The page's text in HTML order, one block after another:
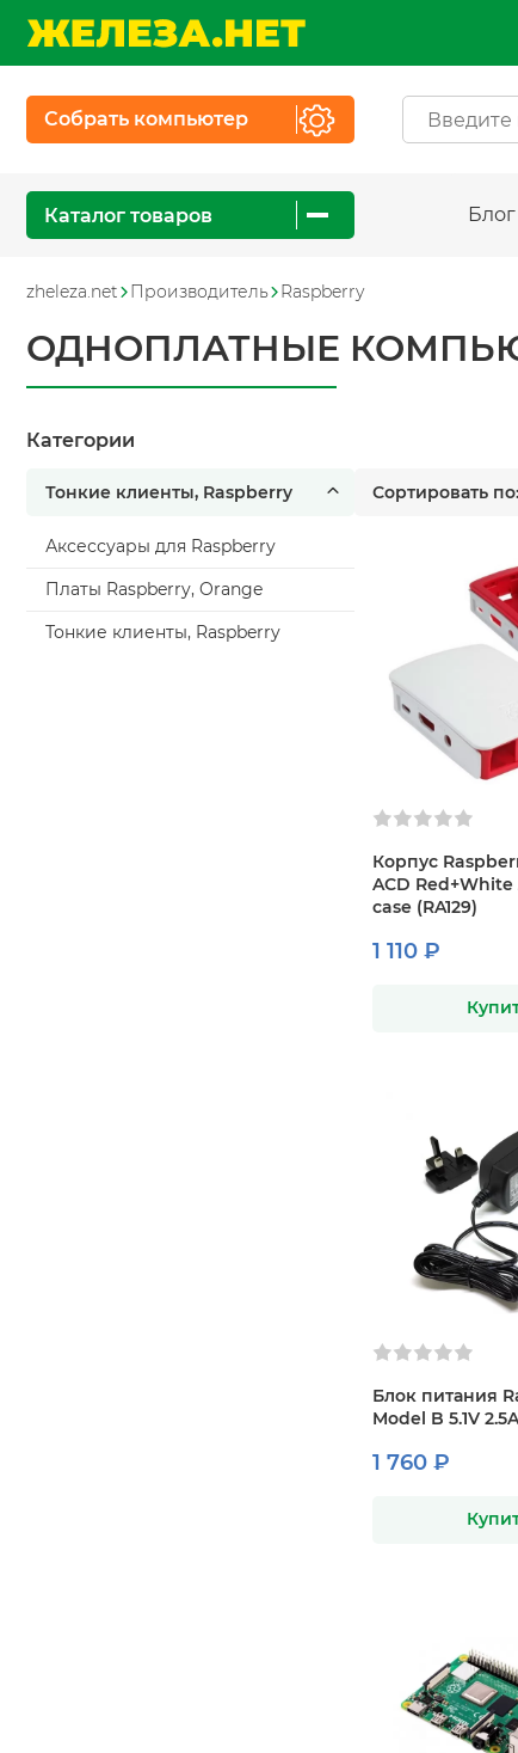
Собрать компьютер
Каталог товаров Блог
zheleza.net Производитель Raspberry
ОДНОПЛАТНЫЕ
Категории
Тонкие клиенты, Raspberry
Аксессуары для Raspberry
Платы Raspberry, Orange
Тонкие клиенты, Raspberry
Сортировать по:
Корпус
ACD Red+White
case (RA129)
1 110 ₽
Блок питания
Model B 5.1V
1 760 ₽